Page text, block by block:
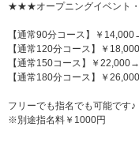
★★★オープニングイベント
【通常90分コース】￥
【通常120分コース】￥
【通常150コース】￥
【通常180分コース】￥
フリーでも指名でも可能です♪
※別途指名料￥1000円